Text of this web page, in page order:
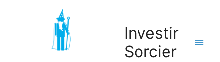
Investir
Sorcier